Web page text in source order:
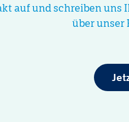
auf und schreiben uns
über unser